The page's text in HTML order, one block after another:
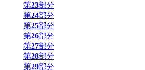
第23部分
第24部分
第25部分
第26部分
第27部分
第28部分
第29部分